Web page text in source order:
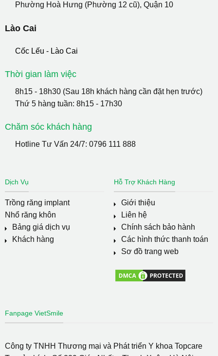
Phường Hoà Hưng (Phường 12 cũ), Quận 10
Lào Cai
Cốc Lếu - Lào Cai
Thời gian làm việc
8h15 - 18h30 (Sau 18h khách hàng cần đặt hẹn trước)
Thứ 5 hàng tuần: 8h15 - 17h30
Chăm sóc khách hàng
Hotline Tư Vấn 24/7: 0796 111 888
Dịch Vụ
Trồng răng implant
Nhổ răng khôn
Bảng giá dịch vụ
Khách hàng
Hỗ Trợ Khách Hàng
Giới thiệu
Liên hệ
Chính sách bảo hành
Các hình thức thanh toán
Sơ đồ trang web
Fanpage VietSmile
Công ty TNHH Thương mại và Phát triển Y khoa Topcare